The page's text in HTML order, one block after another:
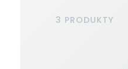
3 PRODUKTY